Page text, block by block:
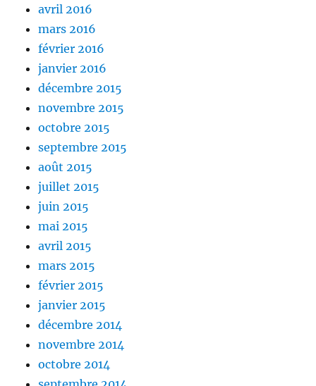
avril 2016
mars 2016
février 2016
janvier 2016
décembre 2015
novembre 2015
octobre 2015
septembre 2015
août 2015
juillet 2015
juin 2015
mai 2015
avril 2015
mars 2015
février 2015
janvier 2015
décembre 2014
novembre 2014
octobre 2014